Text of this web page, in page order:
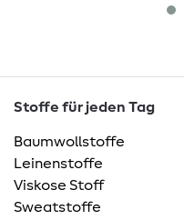
Stoffe für jeden Tag
Baumwollstoffe
Leinenstoffe
Viskose Stoff
Sweatstoffe